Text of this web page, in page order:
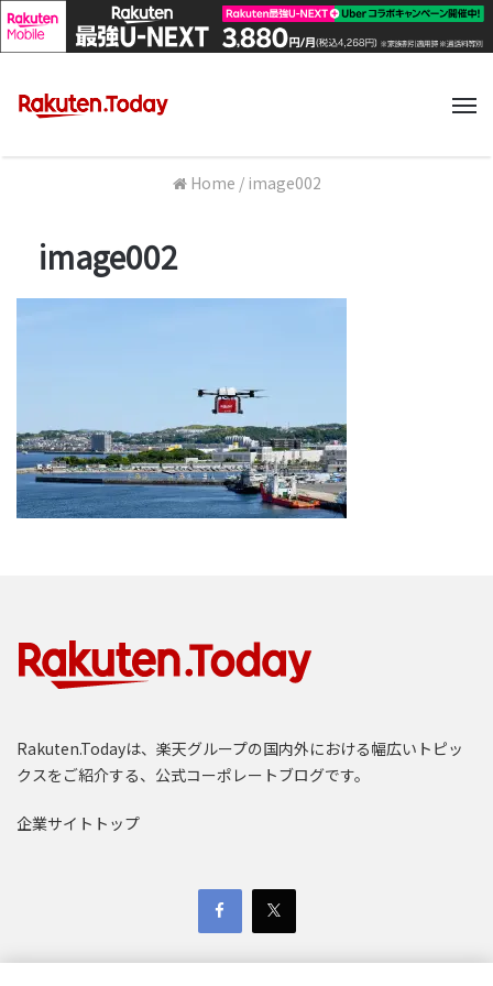
Home / image002
image002
Rakuten.Todayは、楽天グループの国内外における幅広いトピッ
クスをご紹介する、公式コーポレートブログです。
企業サイトトップ